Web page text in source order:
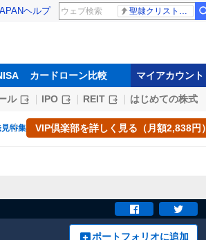
ヘルプ 聖隷クリストファー高校
カードローン比較 マイアカウント
ル IPO REIT はじめての株式
特集 VIP倶楽部を詳しく見る（月額2,838円）
ポートフォリオに追加